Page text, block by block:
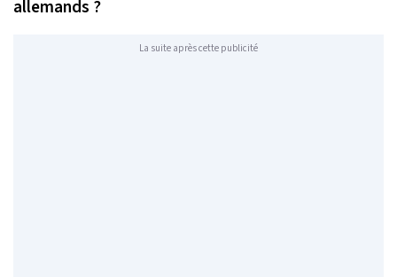
allemands ?
La suite après cette publicité